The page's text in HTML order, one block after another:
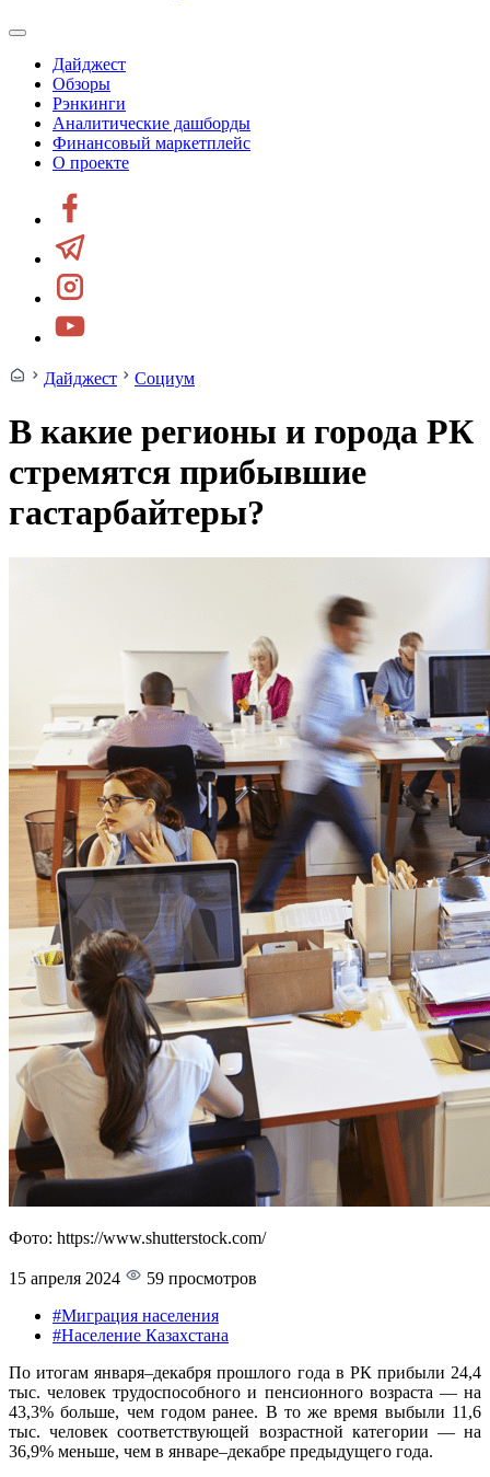
Дайджест
Обзоры
Рэнкинги
Аналитические дашборды
Финансовый маркетплейс
О проекте
Дайджест Социум
В какие регионы и города РК
стремятся прибывшие
гастарбайтеры?
Фото: https://www.shutterstock.com/
15 апреля 2024
59 просмотров
#Миграция населения
#Население Казахстана
По итогам января–декабря прошлого года в РК прибыли 24,4
тыс. человек трудоспособного и пенсионного возраста — на
43,3% больше, чем годом ранее. В то же время выбыли 11,6
тыс. человек соответствующей возрастной категории — на
36,9% меньше, чем в январе–декабре предыдущего года.